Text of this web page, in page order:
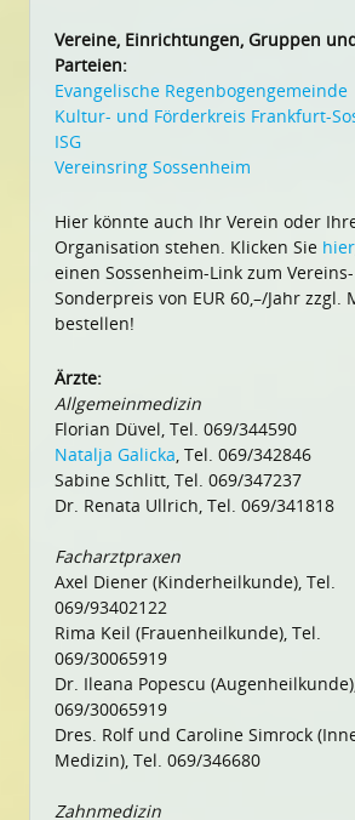
Vereine, Einrichtungen, Gruppen
Parteien:
Evangelische Regenbogengemeinde
Kultur- und Förderkreis Frankfurt-
ISG
Vereinsring Sossenheim
Hier könnte auch Ihr Verein oder
Organisation stehen. Klicken Sie hier
einen Sossenheim-Link zum Vereins-
Sonderpreis von EUR 60,–/Jahr zzgl.
bestellen!
Ärzte:
Allgemeinmedizin
Florian Düvel, Tel. 069/344590
Natalja Galicka, Tel. 069/342846
Sabine Schlitt, Tel. 069/347237
Dr. Renata Ullrich, Tel. 069/341818
Facharztpraxen
Axel Diener (Kinderheilkunde), Tel.
069/93402122
Rima Keil (Frauenheilkunde), Tel.
069/30065919
Dr. Ileana Popescu
069/30065919
Dres. Rolf und Caroline Simrock
Medizin), Tel. 069/346680
Zahnmedizin